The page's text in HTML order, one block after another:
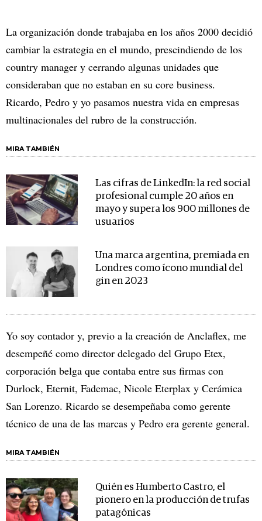
La organización donde trabajaba en los años 2000 decidió
cambiar la estrategia en el mundo, prescindiendo de los
country manager y cerrando algunas unidades que
consideraban que no estaban en su core business.
Ricardo, Pedro y yo pasamos nuestra vida en empresas
multinacionales del rubro de la construcción.
MIRA TAMBIÉN
Las cifras de LinkedIn: la red social
profesional cumple 20 años en
mayo y supera los 900 millones de
usuarios
Una marca argentina, premiada en
Londres como ícono mundial del
gin en 2023
Yo soy contador y, previo a la creación de Anclaflex, me
desempeñé como director delegado del Grupo Etex,
corporación belga que contaba entre sus firmas con
Durlock, Eternit, Fademac, Nicole Eterplax y Cerámica
San Lorenzo. Ricardo se desempeñaba como gerente
técnico de una de las marcas y Pedro era gerente general.
MIRA TAMBIÉN
Quién es Humberto Castro, el
pionero en la producción de trufas
patagónicas